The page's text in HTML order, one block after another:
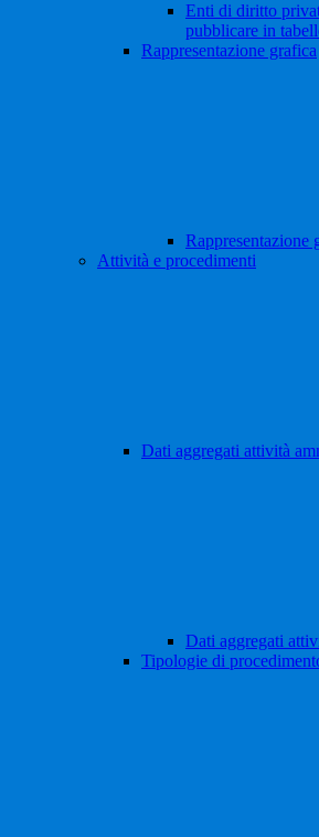
Enti di diritto
pubblicare in
Rappresentazione grafica
Rappresentazione
Attività e procedimenti
Dati aggregati attività
Dati aggregati
Tipologie di